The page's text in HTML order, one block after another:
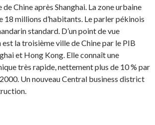
Chine après Shanghai. La zone urbaine
18 millions d’habitants. Le parler pékinois
standard. D’un point de vue
la troisième ville de Chine par le PIB
et Hong Kong. Elle connaît une
très rapide, nettement plus de 10 % par
2000. Un nouveau Central business district